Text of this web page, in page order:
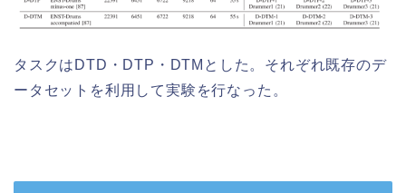
タスクはDTD・DTP・DTMとした。それぞれ既存のデ
ータセットを利用して実験を行なった。